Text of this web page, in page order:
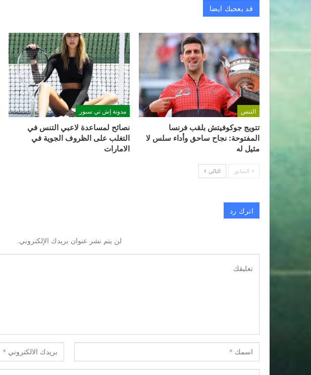
قد يعجبك ايضا
التنس
تتويج جوكوفيتش بلقب فرنسا
المفتوحة: نجاح ساحق وأداء سلس لا
مثيل له
مدونة إش تي سبور
نصائح لمساعدة لاعبي التنس في
التغلب على الظروف الجوية في
الامارات
السابق التالي
اترك رد
لن يتم نشر عنوان بريدك الإلكتروني.